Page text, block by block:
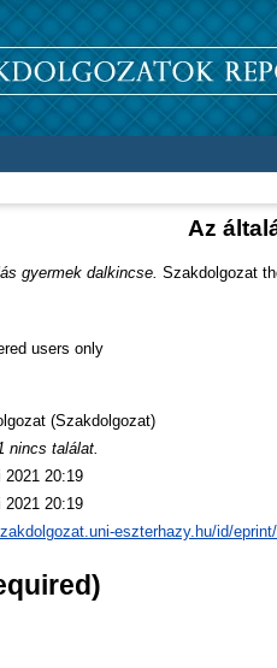
Az
gyermek dalkincse. Szakdolgozat
users only
(Szakdolgozat)
nincs találat.
2021 20:19
2021 20:19
eszterhazy.hu/id/